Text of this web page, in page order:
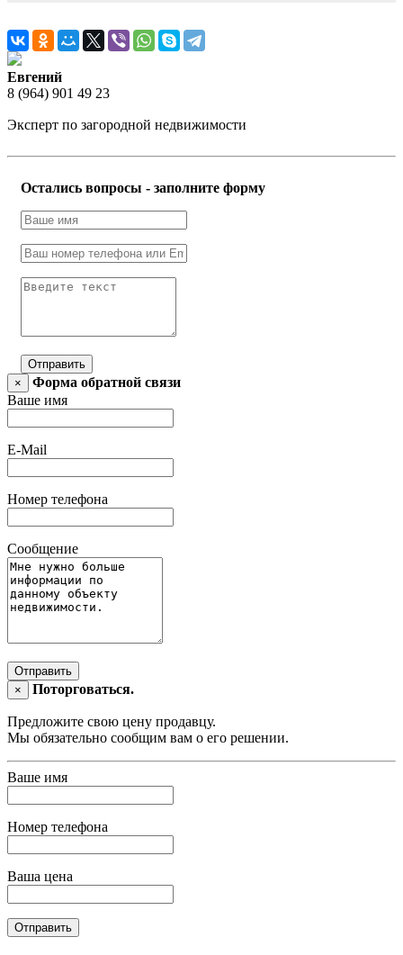
Евгений
8 (964) 901 49 23
Эксперт по загородной недвижимости
Остались вопросы - заполните форму
Отправить
×
Форма обратной связи
Ваше имя
E-Mail
Номер телефона
Сообщение
Отправить
×
Поторговаться.
Предложите свою цену продавцу.
Мы обязательно сообщим вам о его решении.
Ваше имя
Номер телефона
Ваша цена
Отправить